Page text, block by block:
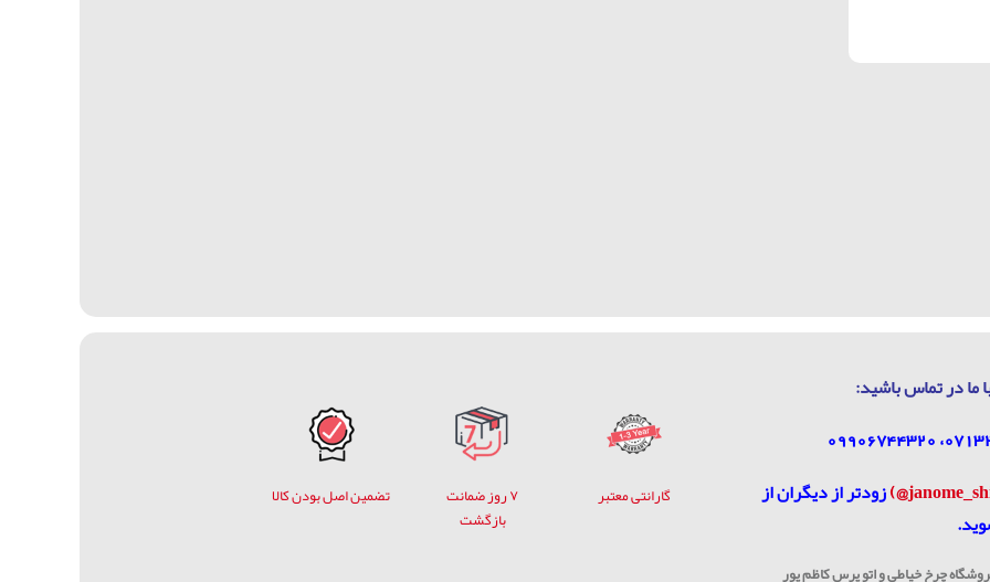
ما در تماس باشيد:
زودتر از دیگران از
چرخ خیاطی و اتو پرس کاظم پور
گارانتی معتبر
۷ روز ضمانت
بازگشت
تضمین اصل بودن کالا